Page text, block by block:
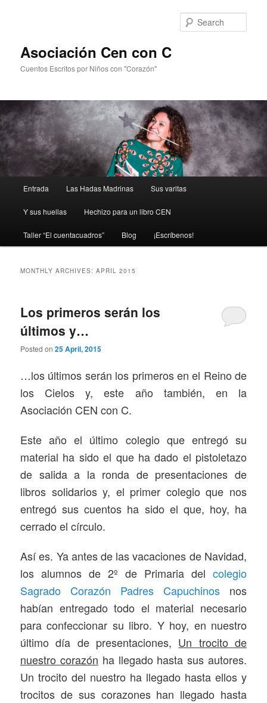
Asociación Cen con C
Cuentos Escritos por Niños con "Corazón"
Skip
to
primary
content
Skip
to
secondary
content
Entrada Las Hadas Madrinas Sus varitas
Y sus huellas Hechizo para un libro CEN
Taller “El cuentacuadros” Blog ¡Escríbenos!
MONTHLY ARCHIVES:APRIL 2015
Los primeros serán los
últimos y…
Posted on25 April, 2015
…los últimos serán los primeros en el Reino de
los Cielos y, este año también, en la
Asociación CEN con C.
Este año el último colegio que entregó su
material ha sido el que ha dado el pistoletazo
de salida a la ronda de presentaciones de
libros solidarios y, el primer colegio que nos
entregó sus cuentos ha sido el que, hoy, ha
cerrado el círculo.
Así es. Ya antes de las vacaciones de Navidad,
los alumnos de 2º de Primaria del colegio
Sagrado Corazón Padres Capuchinosnos
habían entregado todo el material necesario
para confeccionar su libro. Y hoy, en nuestro
último día de presentaciones, Un trocito de
nuestro corazón ha llegado hasta sus autores.
Un trocito del nuestro ha llegado hasta ellos y
trocitos de sus corazones han llegado hasta